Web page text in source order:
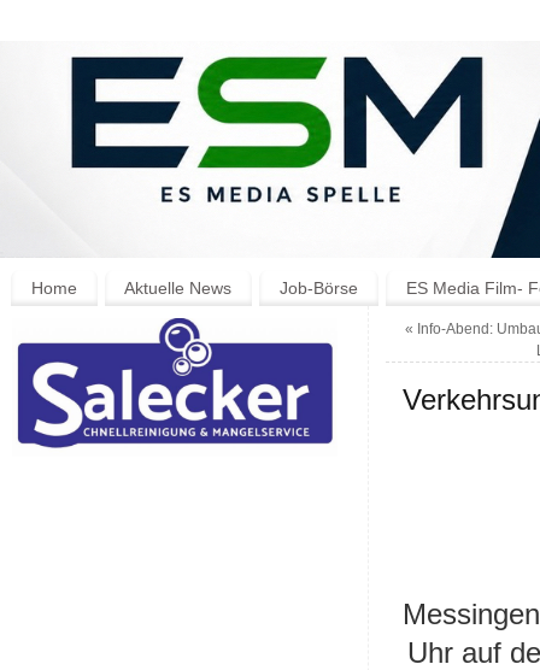
Home Aktuelle News Job-Börse ES Media Film-
« Info-Abend:
Uhr auf